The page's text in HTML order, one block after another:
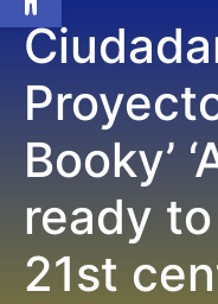
Booky’
ready
21st